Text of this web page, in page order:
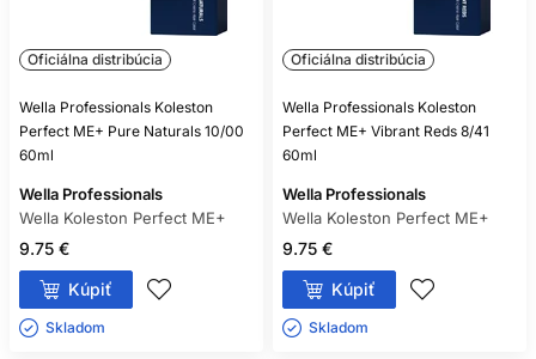
Oficiálna distribúcia
Wella Professionals Koleston
Perfect ME+ Pure Naturals 10/00
60ml
Wella Professionals
Wella Koleston Perfect ME+
9.75 €
Kúpiť
Skladom ㅤ
Oficiálna distribúcia
Wella Professionals Koleston
Perfect ME+ Vibrant Reds 8/41
60ml
Wella Professionals
Wella Koleston Perfect ME+
9.75 €
Kúpiť
Skladom ㅤ